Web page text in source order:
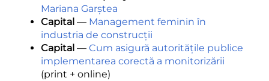
Mariana Garștea
Capital — Management feminin în
industria de construcții
Capital — Cum asigură autoritățile publice
implementarea corectă a monitorizării
(print + online)